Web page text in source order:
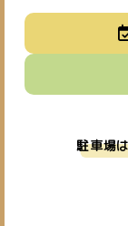
私たちについ
about us
space
バ
駐車場